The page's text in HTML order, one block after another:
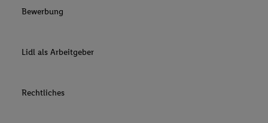
Bewerbung
Lidl als Arbeitgeber
Rechtliches